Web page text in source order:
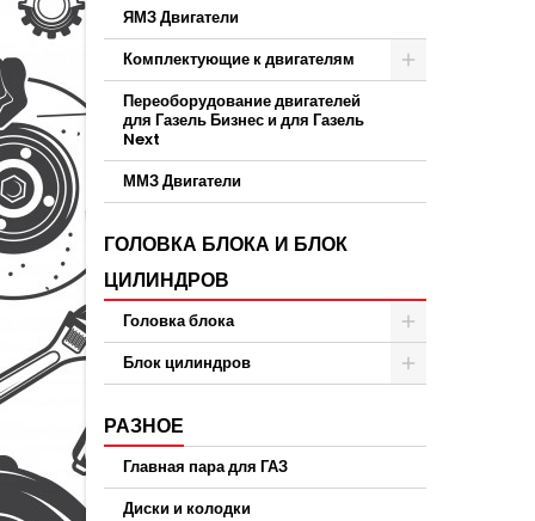
ЯМЗ Двигатели
Комплектующие к двигателям
Переоборудование двигателей
для Газель Бизнес и для Газель
Next
ММЗ Двигатели
ГОЛОВКА БЛОКА И БЛОК
ЦИЛИНДРОВ
Головка блока
Блок цилиндров
РАЗНОЕ
Главная пара для ГАЗ
Диски и колодки